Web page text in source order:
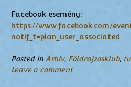
Facebook esemény:
https://www.facebook.com/
notif_t=plan_user_associated
Posted in Arhív, Földrajzosklub,
Leave a comment